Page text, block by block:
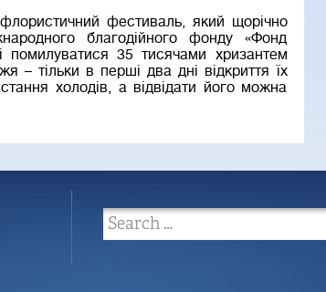
фестиваль, який щорічно
благодійного фонду «Фонд
35 тисячами хризантем
– тільки в перші два дні відкриття їх
холодів, а відвідати його можна